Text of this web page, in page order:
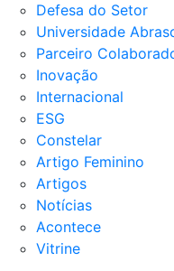
Defesa do Setor
Universidade
Parceiro
Inovação
Internacional
ESG
Constelar
Artigo Feminino
Artigos
Notícias
Acontece
Vitrine